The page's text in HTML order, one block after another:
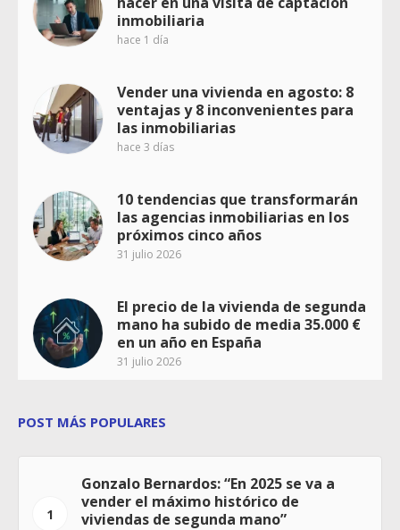
inmobiliaria
hace 1 día
Vender una vivienda en agosto: 8
ventajas y 8 inconvenientes para
las inmobiliarias
hace 3 días
10 tendencias que transformarán
las agencias inmobiliarias en los
próximos cinco años
31 julio 2026
El precio de la vivienda de segunda
mano ha subido de media 35.000 €
en un año en España
31 julio 2026
POST MÁS POPULARES
1
Gonzalo Bernardos: “En 2025 se va a
vender el máximo histórico de
viviendas de segunda mano”